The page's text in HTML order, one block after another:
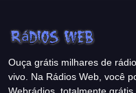
Ouça grátis milhares de
vivo. Na Rádios Web, você